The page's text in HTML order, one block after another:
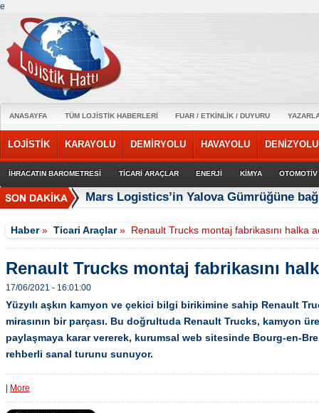
e
ANASAYFA TÜM LOJİSTİK HABERLERİ FUAR / ETKİNLİK / DUYURU
LOJİSTİK KARAYOLU DEMİRYOLU HAVAYOLU DENİZYOLU
İHRACATIN BAROMETRESİ TİCARİ ARAÇLAR ENERJİ KİMYA OTOMOTİV
Mars Logistics’in Yalova Gümrüğüne
Haber»Ticari Araçlar» Renault Trucks montaj fabrikasını halka
Renault Trucks montaj fabrikasını
17/06/2021 - 16:01:00
Yüzyılı aşkın kamyon ve çekici bilgi birikimine sahip Renault
mirasının bir parçası. Bu doğrultuda Renault Trucks, kamyon
paylaşmaya karar vererek, kurumsal web sitesinde Bourg-en-
rehberli sanal turunu sunuyor.
More